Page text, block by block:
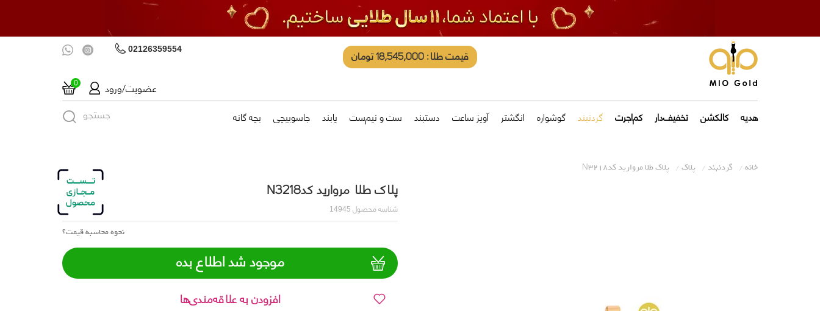
قیمت طلا: 18,545,000 تومان 02126359554
0 عضویت/ورود
هدیه کالکشن تخفیف‌دار کم‌اجرت گردنبند گوشواره انگشتر آویز ساعت دستبند ست و نیم‌ست پابند جاسوییچی بچه گانه جستجو
خانه گردنبند پلاک پلاک طلا مروارید کدN3218
پلاک طلا مروارید کدN3218
شناسه محصول
نحوه محاسبه قیمت؟
موجود شد اطلاع بده
افزودن به علاقه‌مندی‌ها